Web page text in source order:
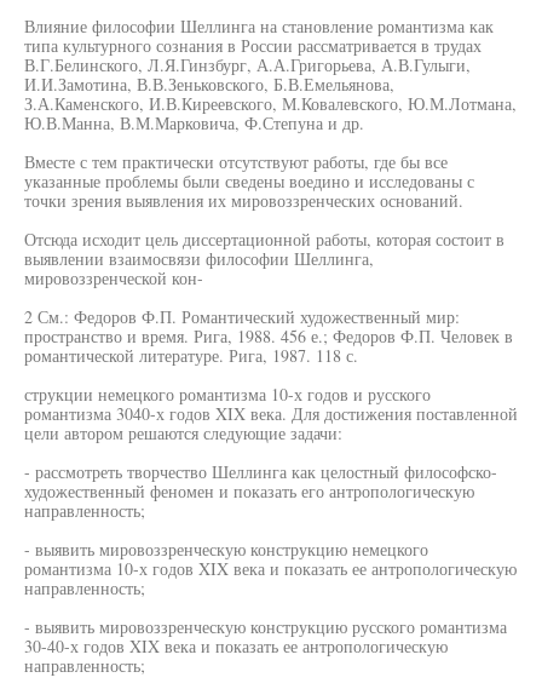
Влияние философии Шеллинга на становление романтизма как
типа культурного сознания в России рассматривается в трудах
В.Г.Белинского, Л.Я.Гинзбург, А.А.Григорьева, А.В.Гулыги,
И.И.Замотина, В.В.Зеньковского, Б.В.Емельянова,
З.А.Каменского, И.В.Киреевского, М.Ковалевского, Ю.М.Лотмана,
Ю.В.Манна, В.М.Марковича, Ф.Степуна и др.
Вместе с тем практически отсутствуют работы, где бы все
указанные проблемы были сведены воедино и исследованы с
точки зрения выявления их мировоззренческих оснований.
Отсюда исходит цель диссертационной работы, которая состоит в
выявлении взаимосвязи философии Шеллинга,
мировоззренческой кон-
2 См.: Федоров Ф.П. Романтический художественный мир:
пространство и время. Рига, 1988. 456 е.; Федоров Ф.П. Человек в
романтической литературе. Рига, 1987. 118 с.
струкции немецкого романтизма 10-х годов и русского
романтизма 3040-х годов XIX века. Для достижения поставленной
цели автором решаются следующие задачи:
- рассмотреть творчество Шеллинга как целостный философско-
художественный феномен и показать его антропологическую
направленность;
- выявить мировоззренческую конструкцию немецкого
романтизма 10-х годов XIX века и показать ее антропологическую
направленность;
- выявить мировоззренческую конструкцию русского романтизма
30-40-х годов XIX века и показать ее антропологическую
направленность;